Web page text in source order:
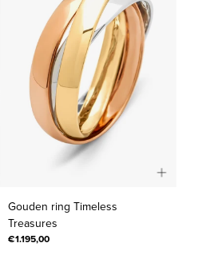
ring
Gouden ring Timeless
Treasures
€1.195,00